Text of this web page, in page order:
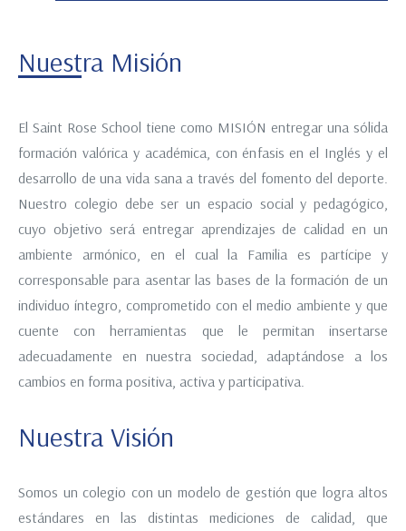
Nuestra Misión
El Saint Rose School tiene como MISIÓN entregar una sólida
formación valórica y académica, con énfasis en el Inglés y el
desarrollo de una vida sana a través del fomento del deporte.
Nuestro colegio debe ser un espacio social y pedagógico,
cuyo objetivo será entregar aprendizajes de calidad en un
ambiente armónico, en el cual la Familia es partícipe y
corresponsable para asentar las bases de la formación de un
individuo íntegro, comprometido con el medio ambiente y que
cuente con herramientas que le permitan insertarse
adecuadamente en nuestra sociedad, adaptándose a los
cambios en forma positiva, activa y participativa.
Nuestra Visión
Somos un colegio con un modelo de gestión que logra altos
estándares en las distintas mediciones de calidad, que